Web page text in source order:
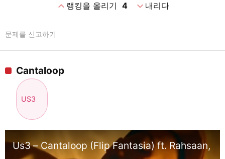
expand_less랭킹을 올리기 4 expand_more내리다
문제를 신고하기
Cantaloop
US3
Us3 – Cantaloop (Flip Fantasia) ft. Rahsaan,